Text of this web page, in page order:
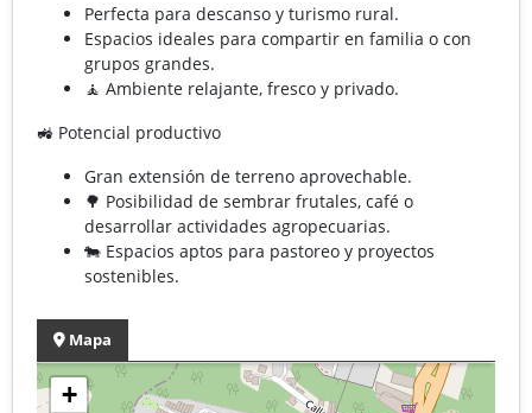
Perfecta para descanso y turismo rural.
Espacios ideales para compartir en familia o con
grupos grandes.
🧘 Ambiente relajante, fresco y privado.
🚜 Potencial productivo
Gran extensión de terreno aprovechable.
🌳 Posibilidad de sembrar frutales, café o
desarrollar actividades agropecuarias.
🐄 Espacios aptos para pastoreo y proyectos
sostenibles.
Mapa
+